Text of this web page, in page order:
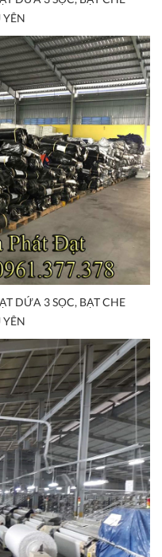
YÊN
DỨA 3 SỌC, BẠT CHE
YÊN